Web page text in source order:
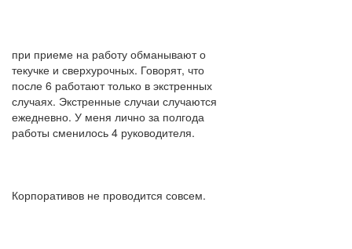
при приеме на работу обманывают о
текучке и сверхурочных. Говорят, что
после 6 работают только в экстренных
случаях. Экстренные случаи случаются
ежедневно. У меня лично за полгода
работы сменилось 4 руководителя.
Корпоративов не проводится совсем.